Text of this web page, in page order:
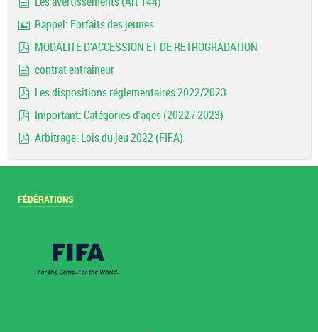
Rappel: Forfaits des jeunes
MODALITE D'ACCESSION ET DE RETROGRADATION
contrat entraineur
Les dispositions réglementaires 2022/2023
Important: Catégories d'ages (2022 / 2023)
Arbitrage: Lois du jeu 2022 (FIFA)
FÉDÉRATIONS